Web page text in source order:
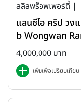
ลลิลพร็อพเพอร์ตี้ |
แลนซีโอ คริป วง
b Wongwan
4,000,000 บาท
เพิ่มเพื่อเปรียบเทียบ